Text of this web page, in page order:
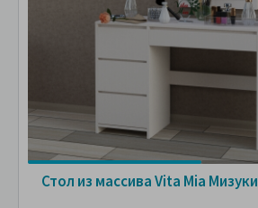
Стол из массива Vita Mia Мизуки